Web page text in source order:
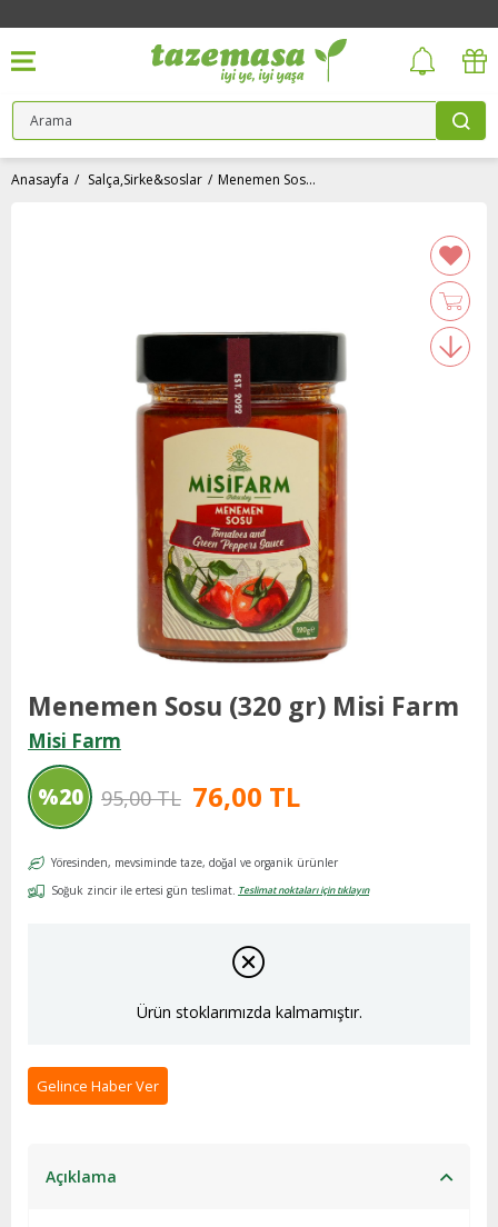
Anasayfa Salça,Sirke&soslar Menemen Sosu (320 gr) Misi Farm
Menemen Sosu (320 gr) Misi Farm
Misi Farm
%20
İndirim
95,00 TL 76,00 TL
Yöresinden, mevsiminde taze, doğal ve organik ürünler
Soğuk zincir ile ertesi gün teslimat. Teslimat noktaları için tıklayın
Ürün stoklarımızda kalmamıştır.
Gelince Haber Ver
Açıklama